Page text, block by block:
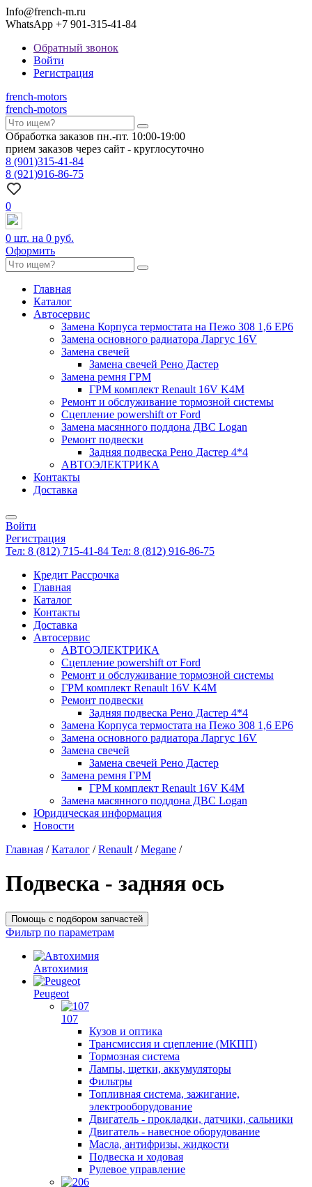
Info@french-m.ru
WhatsApp +7 901-315-41-84
Обратный звонок
Войти
Регистрация
french-motors
french-motors
Обработка заказов пн.-пт. 10:00-19:00
прием заказов через сайт - круглосуточно
8 (901)315-41-84
8 (921)916-86-75
0
0 шт. на 0 руб.
Оформить
Главная
Каталог
Автосервис
Замена Корпуса термостата на Пежо 308 1,6 EP6
Замена основного радиатора Ларгус 16V
Замена свечей
Замена свечей Рено Дастер
Замена ремня ГРМ
ГРМ комплект Renault 16V K4M
Ремонт и обслуживание тормозной системы
Сцепление powershift от Ford
Замена масянного поддона ДВС Logan
Ремонт подвески
Задняя подвеска Рено Дастер 4*4
АВТОЭЛЕКТРИКА
Контакты
Доставка
Войти
Регистрация
Тел: 8 (812) 715-41-84 Тел: 8 (812) 916-86-75
Кредит Рассрочка
Главная
Каталог
Контакты
Доставка
Автосервис
АВТОЭЛЕКТРИКА
Сцепление powershift от Ford
Ремонт и обслуживание тормозной системы
ГРМ комплект Renault 16V K4M
Ремонт подвески
Задняя подвеска Рено Дастер 4*4
Замена Корпуса термостата на Пежо 308 1,6 EP6
Замена основного радиатора Ларгус 16V
Замена свечей
Замена свечей Рено Дастер
Замена ремня ГРМ
ГРМ комплект Renault 16V K4M
Замена масянного поддона ДВС Logan
Юридическая информация
Новости
Главная / Каталог / Renault / Megane /
Подвеска - задняя ось
Помощь с подбором запчастей
Фильтр по параметрам
Автохимия
Peugeot
107
Кузов и оптика
Трансмиссия и сцепление (МКПП)
Тормозная система
Лампы, щетки, аккумуляторы
Фильтры
Топливная система, зажигание,
электрооборудование
Двигатель - прокладки, датчики, сальники
Двигатель - навесное оборудование
Масла, антифризы, жидкости
Подвеска и ходовая
Рулевое управление